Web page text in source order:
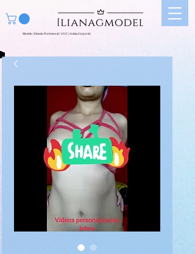
Modelo | Edecán Profesional | UGC | Artista Corporal |